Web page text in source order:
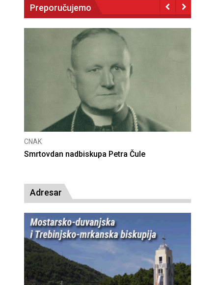
Preporučujemo
CNAK
Deseta obljetnica poništenja komunističke
Adresar